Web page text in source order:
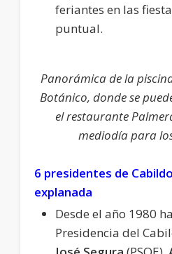
feriantes en las
puntual.
Panorámica de la
Botánico, donde se
el restaurante
mediodía para
6 presidentes de
explanada
Desde el año 1980
Presidencia del